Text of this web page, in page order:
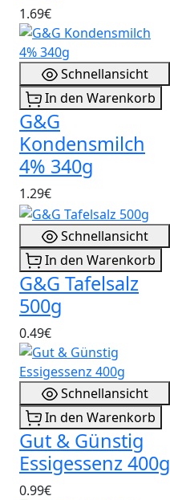
1.69€
Schnellansicht
In den Warenkorb
G&G
Kondensmilch
4% 340g
1.29€
Schnellansicht
In den Warenkorb
G&G Tafelsalz
500g
0.49€
Schnellansicht
In den Warenkorb
Gut & Günstig
Essigessenz 400g
0.99€